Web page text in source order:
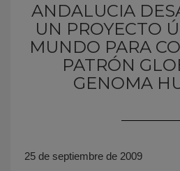
ANDALUCIA
UN PROYECTO
MUNDO PARA
PATRÓN
GENOMA
25 de septiembre de 2009